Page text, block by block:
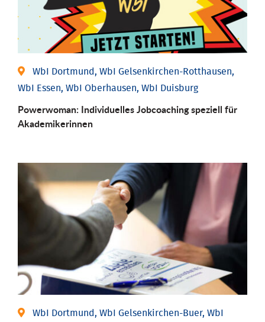
WbI Dortmund, WbI Gelsenkirchen-Rotthausen,
WbI Essen, WbI Oberhausen, WbI Duisburg
Powerwoman: Individu­elles Job­coaching speziell für
Aka­demiker­innen
WbI Dortmund, WbI Gelsenkirchen-Buer, WbI